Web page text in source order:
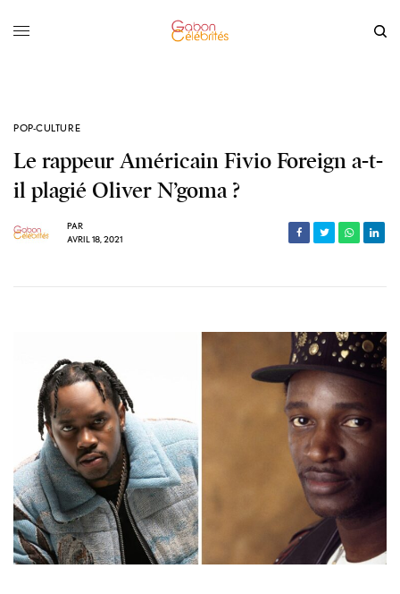
POP-CULTURE
Le rappeur Américain Fivio Foreign a-t-
il plagié Oliver N’goma ?
PAR
AVRIL 18, 2021